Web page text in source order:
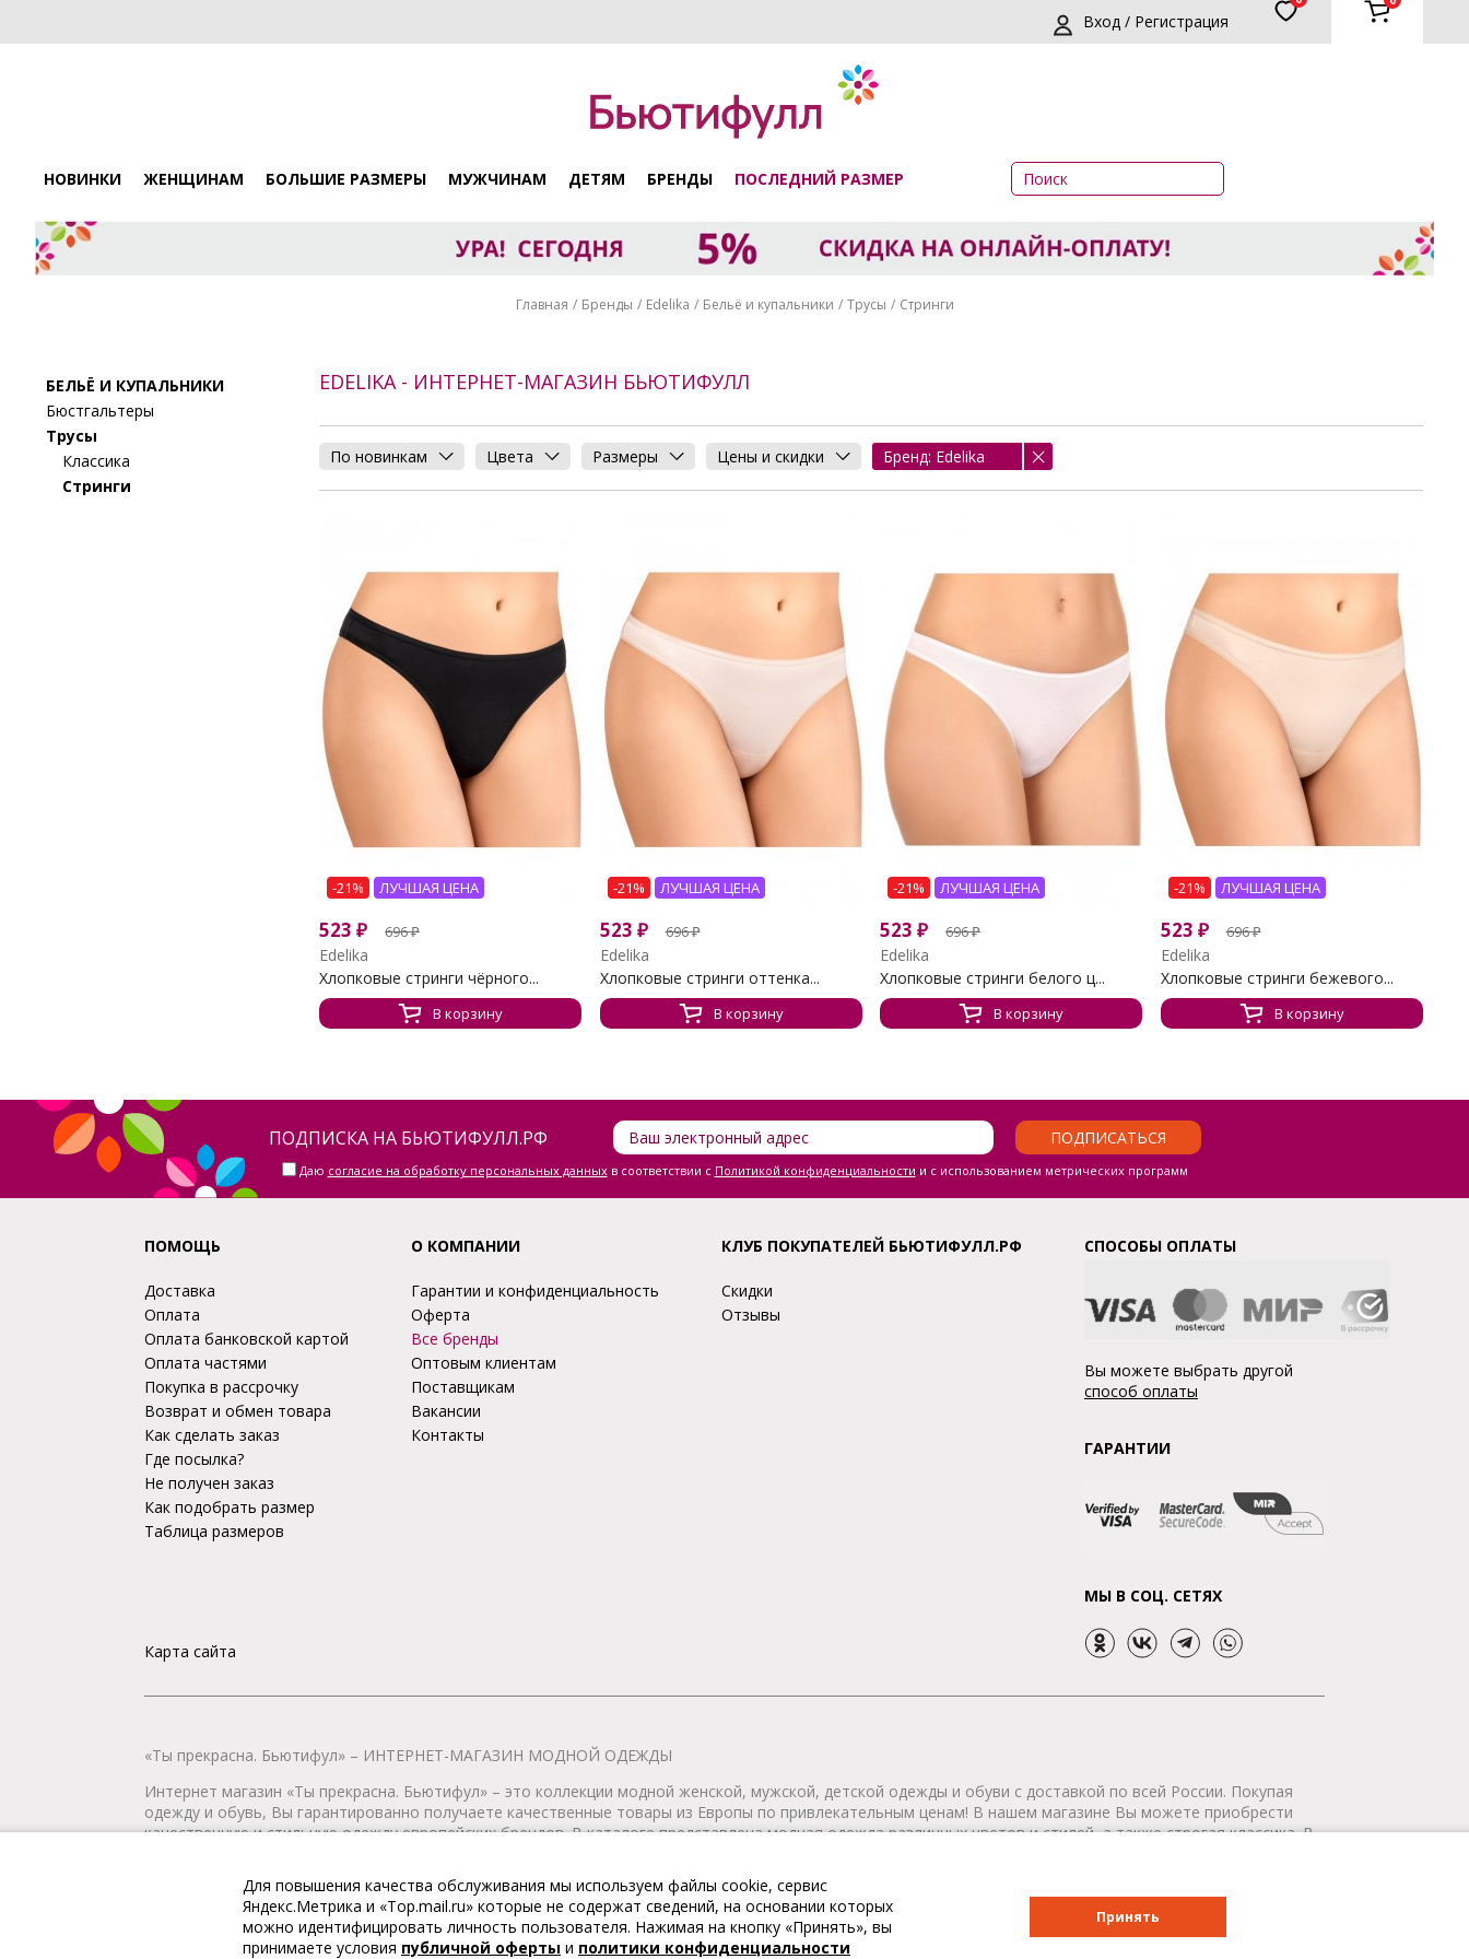
Вход / Регистрация
НОВИНКИ ЖЕНЩИНАМ БОЛЬШИЕ РАЗМЕРЫ МУЖЧИНАМ ДЕТЯМ БРЕНДЫ ПОСЛЕДНИЙ РАЗМЕР
Главная Бренды Edelika Бельё и купальники Трусы Стринги
БЕЛЬЁ И КУПАЛЬНИКИ
Бюстгальтеры
Трусы
Классика
Стринги
EDELIKA - ИНТЕРНЕТ-МАГАЗИН БЬЮТИФУЛЛ
По новинкам Цвета Размеры Цены и скидки Бренд: Edelika
-21% ЛУЧШАЯ ЦЕНА
523 ₽ 696₽
Edelika
Хлопковые стринги чёрного...
В корзину
-21% ЛУЧШАЯ ЦЕНА
523 ₽ 696₽
Edelika
Хлопковые стринги оттенка...
В корзину
-21% ЛУЧШАЯ ЦЕНА
523 ₽ 696₽
Edelika
Хлопковые стринги белого ц...
В корзину
-21% ЛУЧШАЯ ЦЕНА
523 ₽ 696₽
Edelika
Хлопковые стринги бежевого...
В корзину
ПОДПИСКА НА БЬЮТИФУЛЛ.РФ ПОДПИСАТЬСЯ
Даю согласие на обработку персональных данныхв соответствии с Политикой конфиденциальности и с использованием метрических программ
ПОМОЩЬ
Доставка
Оплата
Оплата банковской картой
Оплата частями
Покупка в рассрочку
Возврат и обмен товара
Как сделать заказ
Где посылка?
Не получен заказ
Как подобрать размер
Таблица размеров
Карта сайта
О КОМПАНИИ
Гарантии и конфиденциальность
Оферта
Все бренды
Оптовым клиентам
Поставщикам
Вакансии
Контакты
КЛУБ ПОКУПАТЕЛЕЙ БЬЮТИФУЛЛ.РФ
Скидки
Отзывы
СПОСОБЫ ОПЛАТЫ
Вы можете выбрать другой
способ оплаты
ГАРАНТИИ
МЫ В СОЦ. СЕТЯХ
«Ты прекрасна. Бьютифул» – ИНТЕРНЕТ-МАГАЗИН МОДНОЙ ОДЕЖДЫ
Интернет магазин «Ты прекрасна. Бьютифул» – это коллекции модной женской, мужской, детской одежды и обуви с доставкой по всей России. Покупая
одежду и обувь, Вы гарантированно получаете качественные товары из Европы по привлекательным ценам! В нашем магазине Вы можете приобрести
качественную и стильную одежду европейских брендов. В каталоге представлена модная одежда различных цветов и стилей, а также строгая классика. В
© 2009-2026. «Ты прекрасна. Бьютифул» – интернет-магазин модной одежды. Все права защищены. Доставка по всей России - бесплатно!
Для повышения качества обслуживания мы используем файлы cookie, сервис
Яндекс.Метрика и «Top.mail.ru» которые не содержат сведений, на основании которых
можно идентифицировать личность пользователя. Нажимая на кнопку «Принять», вы
принимаете условия публичной оферты и политики конфиденциальности
Принять